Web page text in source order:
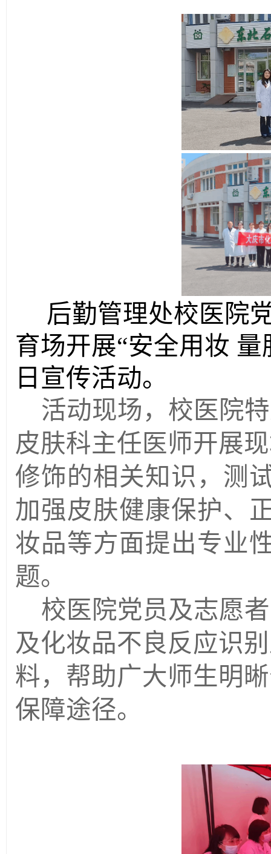
后勤管理处校医院
育场开展“安全用妆 量
日宣传活动。
活动现场，校医院
皮肤科主任医师开展
修饰的相关知识，测
加强皮肤健康保护、
妆品等方面提出专业
题。
校医院党员及志愿者
及化妆品不良反应识
料， 帮助广大师生明
保障途径。